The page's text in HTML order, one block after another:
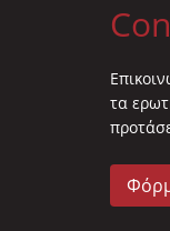
τα